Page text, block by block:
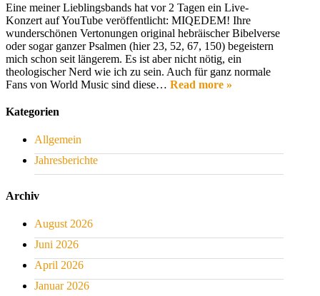
Eine meiner Lieblingsbands hat vor 2 Tagen ein Live-
Konzert auf YouTube veröffentlicht: MIQEDEM! Ihre
wunderschönen Vertonungen original hebräischer Bibelverse
oder sogar ganzer Psalmen (hier 23, 52, 67, 150) begeistern
mich schon seit längerem. Es ist aber nicht nötig, ein
theologischer Nerd wie ich zu sein. Auch für ganz normale
Fans von World Music sind diese… Read more »
Kategorien
Allgemein
Jahresberichte
Archiv
August 2026
Juni 2026
April 2026
Januar 2026